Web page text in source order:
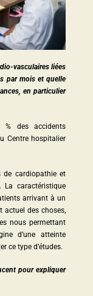
vasculaires liées
par mois et quelle
en particulier
% des accidents
Centre hospitalier
de cardiopathie et
La caractéristique
arrivant à un
actuel des choses,
nous permettant
d’une atteinte
ce type d’études.
pour expliquer